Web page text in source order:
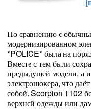
По сравнению с
модернизированном
*POLICE* была на
Вместе с тем были
предыдущей модели, а
электрошокера, что
собой. Scorpion 1102
верхней одежды или